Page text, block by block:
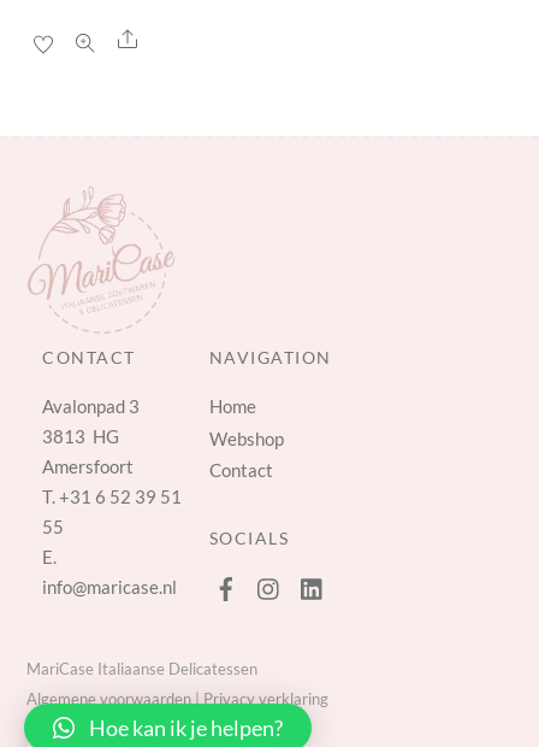
Share
CONTACT
Avalonpad 3
3813 HG
Amersfoort
T.+31 6 52 39 51
55
E.
info@maricase.nl
NAVIGATION
Home
Webshop
Contact
SOCIALS
MariCase Italiaanse Delicatessen
Algemene voorwaarden|Privacy verklaring
Hoe kan ik je helpen?